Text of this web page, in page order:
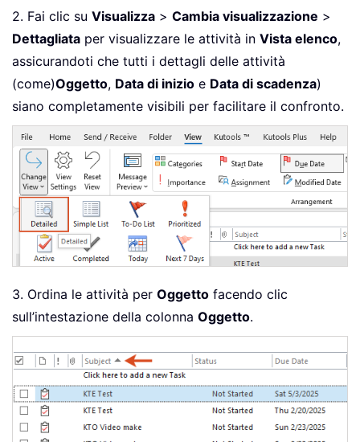
2. Fai clic su Visualizza > Cambia visualizzazione >
Dettagliata per visualizzare le attività in Vista elenco,
assicurandoti che tutti i dettagli delle attività
(come)Oggetto, Data di inizio e Data di scadenza)
siano completamente visibili per facilitare il confronto.
3. Ordina le attività per Oggetto facendo clic
sull’intestazione della colonna Oggetto.